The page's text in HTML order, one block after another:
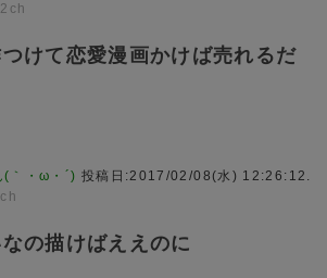
けて恋愛漫画かけば売れるだ
(｀・ω・´) 投稿日:2017/02/08(水) 12:26:12.
の描けばええのに